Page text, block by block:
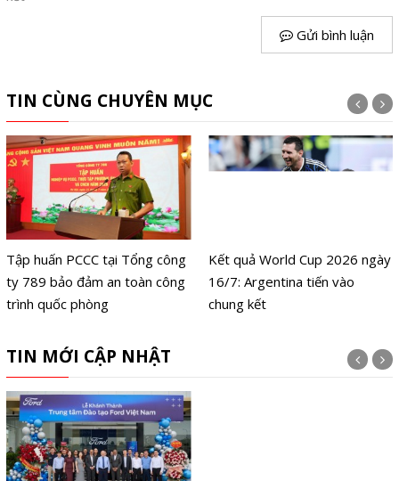
Gửi bình luận
TIN CÙNG CHUYÊN MỤC
Tập huấn PCCC tại Tổng công
ty 789 bảo đảm an toàn công
trình quốc phòng
Kết quả World Cup 2026 ngày
16/7: Argentina tiến vào
chung kết
TIN MỚI CẬP NHẬT